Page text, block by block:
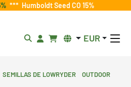
*** Humboldt Seed CO 15%
EUR
Semillas de lowryder Outdoor